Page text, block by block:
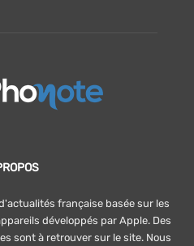
française basée sur les
développés par Apple. Des
sont à retrouver sur le site. Nous